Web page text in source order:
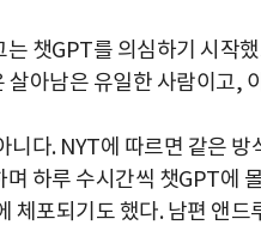
챗GPT를 의심하기 시작
살아남은 유일한 사람이고,
니다. NYT에 따르면 같은
하루 수시간씩 챗GPT에
체포되기도 했다. 남편 앤드